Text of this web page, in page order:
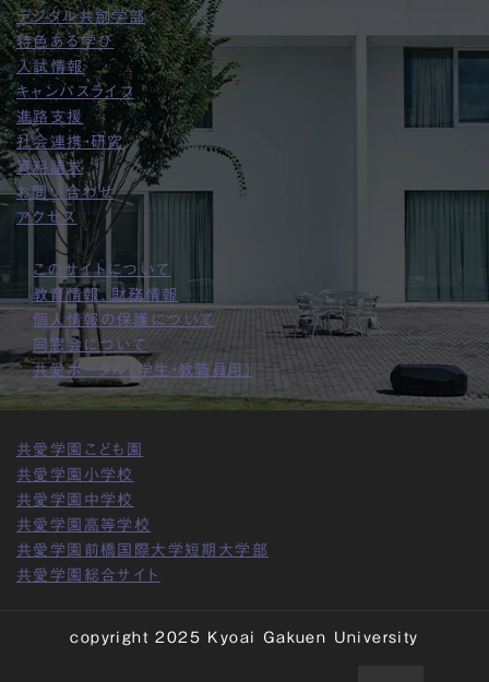
デジタル共創学部
特色ある学び
入試情報
キャンパスライフ
進路支援
社会連携・研究
資料請求
お問い合わせ
アクセス
このサイトについて
教育情報、財務情報
個人情報の保護について
同窓会について
共愛ポータル（学生・教職員用）
共愛学園こども園
共愛学園小学校
共愛学園中学校
共愛学園高等学校
共愛学園前橋国際大学短期大学部
共愛学園総合サイト
copyright 2025 Kyoai Gakuen University